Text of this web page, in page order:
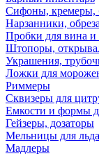
Сифоны, кремеры,
Нарзанники,
Пробки для вина и
Штопоры,
Украшения,
Ложки для
Риммеры
Сквизеры для
Емкости и формы
Гейзеры, дозаторы
Мельницы для льда
Мадлеры